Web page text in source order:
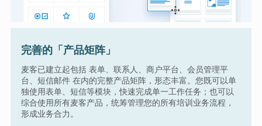
完善的「产品矩阵」
麦客已建立起包括 表单、联系人、商户平台、会员管理平
台、短信邮件 在内的完整产品矩阵，形态丰富。您既可以单
独使用表单、短信等模块，快速完成单一工作任务；也可以
综合使用所有麦客产品，统筹管理您的所有培训业务流程，
形成业务合力。